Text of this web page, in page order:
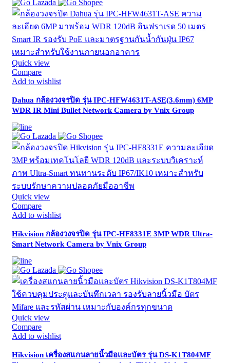
Quick view
Compare
Add to wishlist
Dahua กล้องวงจรปิด รุ่น IPC-HFW4631T-ASE(3.6mm) 6MP
WDR IR Mini Bullet Network Camera by Vnix Group
Quick view
Compare
Add to wishlist
Hikvision กล้องวงจรปิด รุ่น IPC-HF8331E 3MP WDR Ultra-
Smart Network Camera by Vnix Group
Quick view
Compare
Add to wishlist
Hikvision เครื่องสแกนลายนิ้วมือและบัตร รุ่น DS-K1T804MF